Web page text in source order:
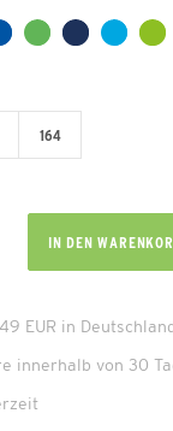
164
IN DEN
EUR in
innerhalb von 30